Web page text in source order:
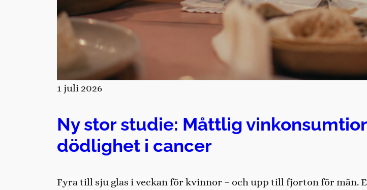
1 juli 2026
Ny stor studie: Måttlig
dödlighet i cancer
Fyra till sju glas i veckan för kvinnor – och upp till fjorton för män.